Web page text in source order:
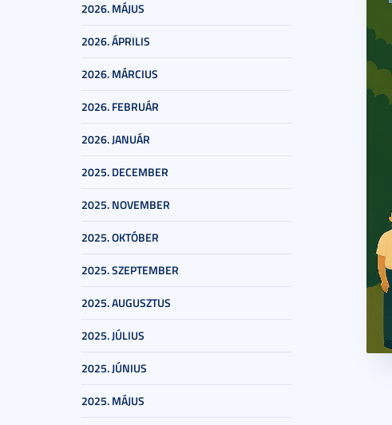
2026. MÁJUS
2026. ÁPRILIS
2026. MÁRCIUS
2026. FEBRUÁR
2026. JANUÁR
2025. DECEMBER
2025. NOVEMBER
2025. OKTÓBER
2025. SZEPTEMBER
2025. AUGUSZTUS
2025. JÚLIUS
2025. JÚNIUS
2025. MÁJUS